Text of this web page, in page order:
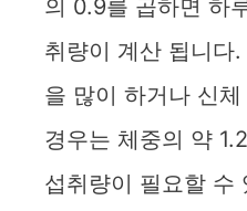
의 0.9를 곱하면 하
취량이 계산 됩니다
을 많이 하거나 신
경우는 체중의 약
섭취량이 필요할 수